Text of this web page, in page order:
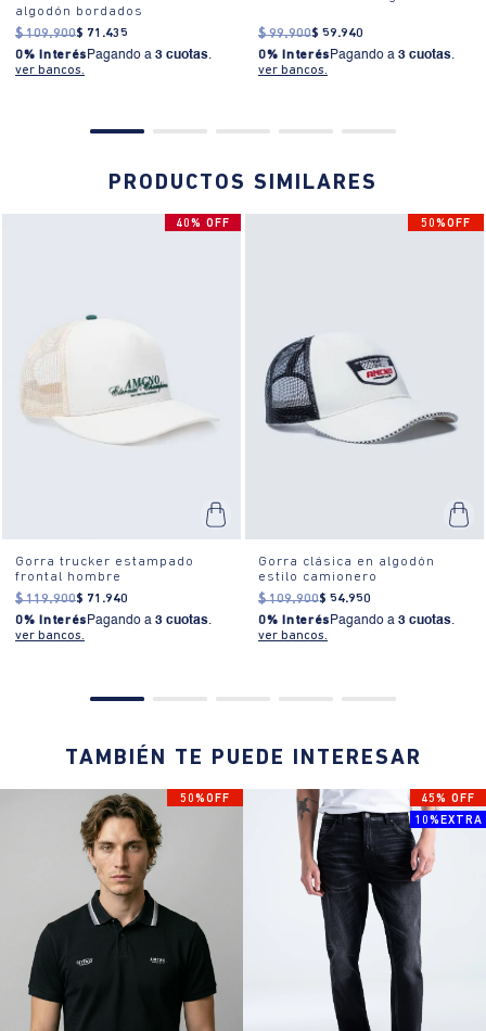
algodón bordados
$ 109.900$ 71 .435
0% Interés Pagando a 3 cuotas.
ver bancos.
$ 99.900$ 59.940
0% Interés Pagando a 3 cuotas.
ver bancos.
PRODUCTOS SIMILARES
40% OFF
Gorra trucker estampado
frontal hombre
$ 119.900$ 71 .940
0% Interés Pagando a 3 cuotas.
ver bancos.
50%OFF
Gorra clásica en algodón
estilo camionero
$ 109.900$ 54.950
0% Interés Pagando a 3 cuotas.
ver bancos.
TAMBIÉN TE PUEDE INTERESAR
50%OFF
45% OFF
10%EXTRA